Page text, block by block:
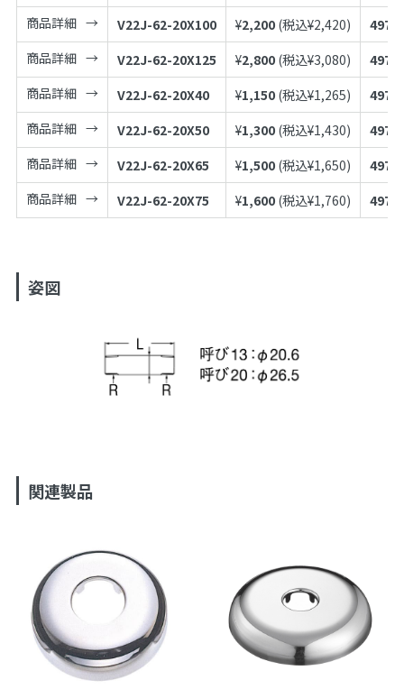
商品詳細
V22J-62-20X100 ¥2,200 (税込¥2,420)
商品詳細
V22J-62-20X125 ¥2,800 (税込¥3,080)
商品詳細
V22J-62-20X40 ¥1,150 (税込¥1,265)
商品詳細
V22J-62-20X50 ¥1,300 (税込¥1,430)
商品詳細
V22J-62-20X65 ¥1,500 (税込¥1,650)
商品詳細
V22J-62-20X75 ¥1,600 (税込¥1,760)
姿図
関連製品